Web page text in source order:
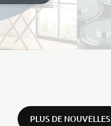
PLUS DE NOUVELLES